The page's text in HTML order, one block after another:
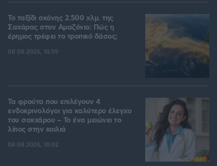
Το ταξίδι σκόνης 2.500 χλμ. της
Σαχάρας στον Αμαζόνιο: Πώς η
έρημος τρέφει το τροπικό δάσος;
08.08.2026, 10:59
Τα φρούτα που επιλέγουν 4
ενδοκρινολόγοι για καλύτερο έλεγχο
του σακχάρου – Το ένα μειώνει το
λίπος στην κοιλιά
08.08.2026, 10:02